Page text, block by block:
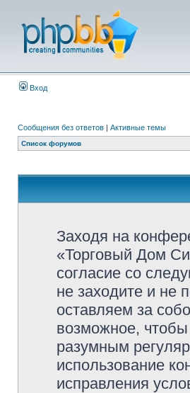
Вход
Сообщения без ответов | Активные темы
Список форумов
Заходя на
«Торговый Дом
согласие со
не заходите и не
оставляем за
возможное,
разумным
использование
исправления